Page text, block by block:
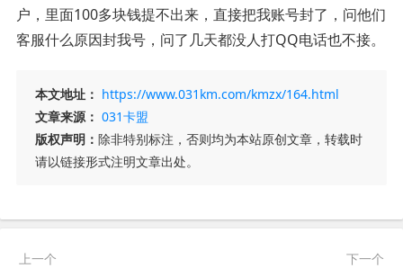
户，里面100多块钱提不出来，直接把我账号封了，问他们
客服什么原因封我号，问了几天都没人打QQ电话也不接。
本文地址： https://www.031km.com/kmzx/164.html
文章来源： 031卡盟
版权声明： 除非特别标注，否则均为本站原创文章，转载时
请以链接形式注明文章出处。
上一个 下一个